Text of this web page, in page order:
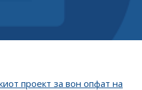
проект за вон опфат на